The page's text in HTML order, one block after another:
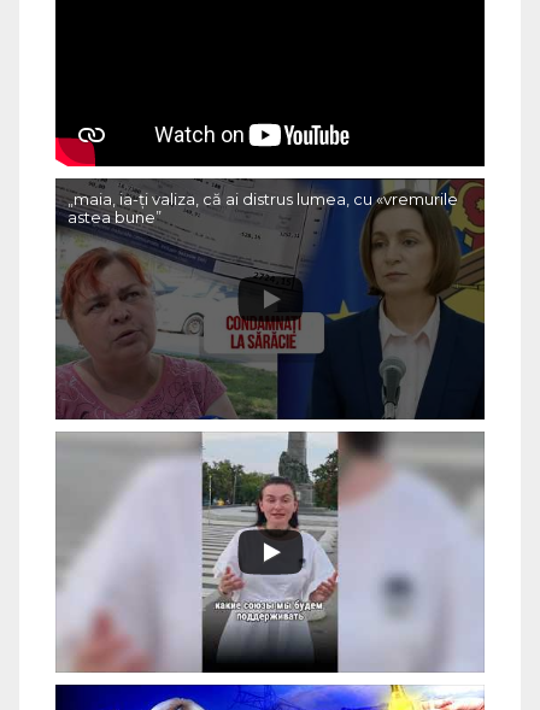
„maia, ia-ți valiza, că ai distrus lumea, cu «vremurile
astea bune”